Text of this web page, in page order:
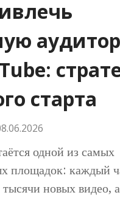
старта
одной из самых
площадок: каждый
новых видео, а